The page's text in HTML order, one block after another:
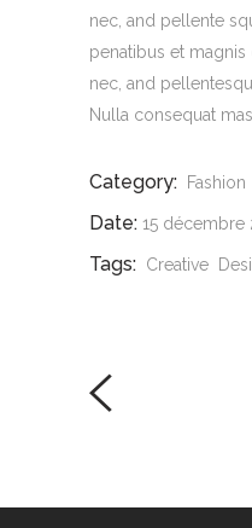
nec, and pellente
penatibus et magnis
nec, and
Nulla consequat
Category: Fashion
Date: 15 décembre
Tags: Creative